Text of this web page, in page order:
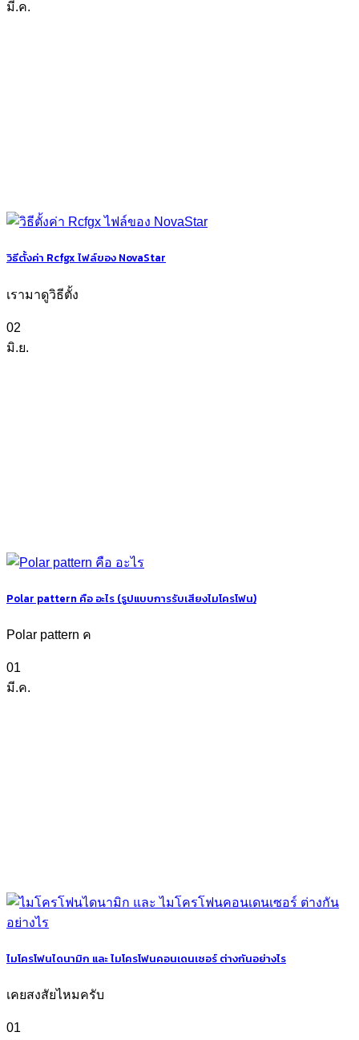
มี.ค.
วิธีตั้งค่า Rcfgx ไฟล์ของ NovaStar
เรามาดูวิธีตั้ง
02
มิ.ย.
Polar pattern คือ อะไร (รูปแบบการรับเสียงไมโครโฟน)
Polar pattern ค
01
มี.ค.
ไมโครโฟนไดนามิก และ ไมโครโฟนคอนเดนเซอร์ ต่างกันอย่างไร
เคยสงสัยไหมครับ
01